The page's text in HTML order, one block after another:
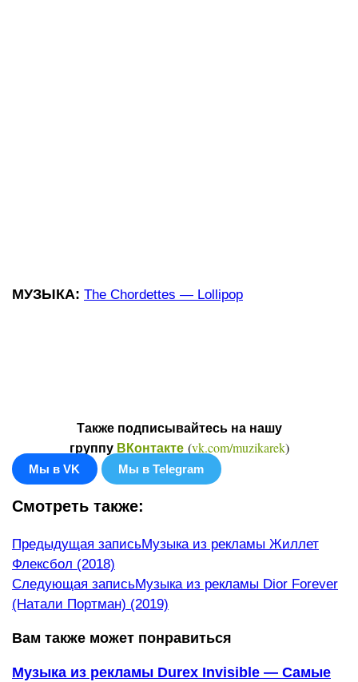
МУЗЫКА: The Chordettes — Lollipop
Также подписывайтесь на нашу
группу ВКонтакте(vk.com/muzikarek)
Мы в VK Мы в Telegram
Смотреть также:
Еще
статьи
Предыдущая записьМузыка из рекламы Жиллет
Флексбол (2018)
Следующая записьМузыка из рекламы Dior Forever
(Натали Портман) (2019)
Вам также может понравиться
Музыка из рекламы Durex Invisible — Самые